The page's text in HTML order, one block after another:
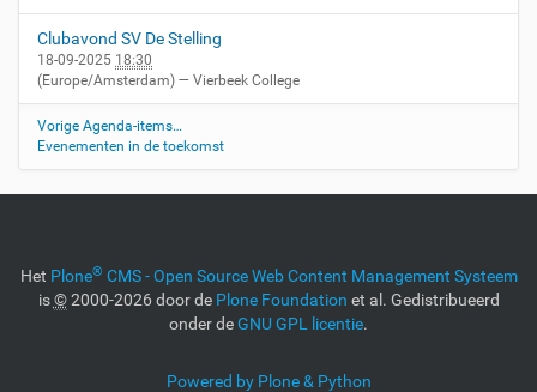
Clubavond SV De Stelling
18-09-2025 18:30
(Europe/Amsterdam) — Vierbeek College
Vorige Agenda-items…
Evenementen in de toekomst
Het Plone® CMS - Open Source Web Content Management Systeem
is©2000-2026 door de Plone Foundation et al. Gedistribueerd
onder deGNU GPL licentie.
Powered by Plone & Python